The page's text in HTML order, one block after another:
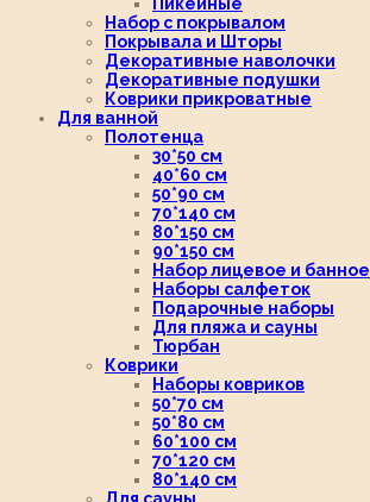
Набор с покрывалом
Покрывала и Шторы
Декоративные наволочки
Декоративные подушки
Коврики прикроватные
Для ванной
Полотенца
30*50 см
40*60 см
50*90 см
70*140 см
80*150 см
90*150 см
Набор лицевое и банное
Наборы салфеток
Подарочные наборы
Для пляжа и сауны
Тюрбан
Коврики
Наборы ковриков
50*70 см
50*80 см
60*100 см
70*120 см
80*140 см
Для сауны